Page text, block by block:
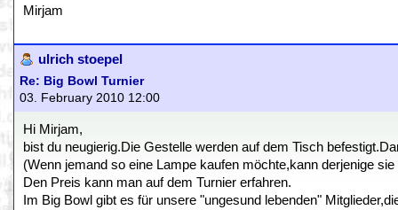
Mirjam
ulrich stoepel
Re: Big Bowl Turnier
03. February 2010 12:00
Hi Mirjam,
bist du neugierig.Die Gestelle werden auf dem Tisch
(Wenn jemand so eine Lampe kaufen möchte,kann derjenige
Den Preis kann man auf dem Turnier erfahren.
Im Big Bowl gibt es für unsere "ungesund lebenden"